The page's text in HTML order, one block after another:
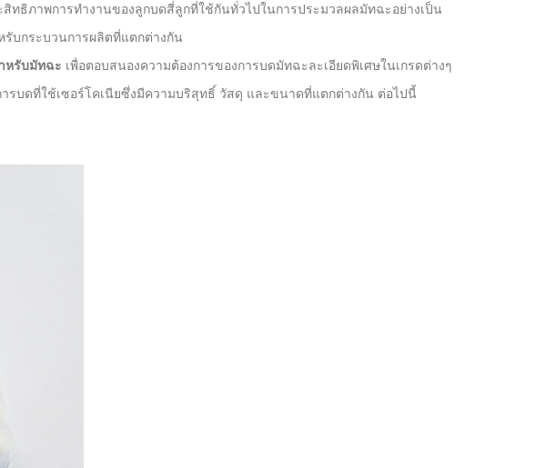
ทธิภาพการทำงานของลูกบดสี่ลูกที่ใช้กันทั่วไปในการประมวลผลมัทฉะอย่างเป็น
รับกระบวนการผลิตที่แตกต่างกัน
หรับมัทฉะ เพื่อตอบสนองความต้องการของการบดมัทฉะละเอียดพิเศษในเกรดต่างๆ
รบดที่ใช้เซอร์โคเนียซึ่งมีความบริสุทธิ์ วัสดุ และขนาดที่แตกต่างกัน ต่อไปนี้